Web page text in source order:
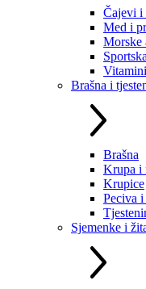
Čajevi i
Med i
Morske
Brašna i
Brašna
Krupa i
Krupice
Peciva
Sjemenke i